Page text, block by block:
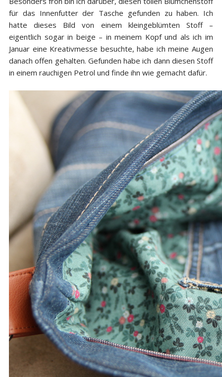
für das Innenfutter der Tasche gefunden zu haben. Ich
hatte dieses Bild von einem kleingeblümten Stoff –
eigentlich sogar in beige – in meinem Kopf und als ich im
Januar eine Kreativmesse besuchte, habe ich meine Augen
danach offen gehalten. Gefunden habe ich dann diesen Stoff
in einem rauchigen Petrol und finde ihn wie gemacht dafür.